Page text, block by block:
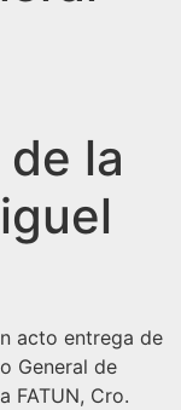
la
acto entrega de
General de
FATUN, Cro.